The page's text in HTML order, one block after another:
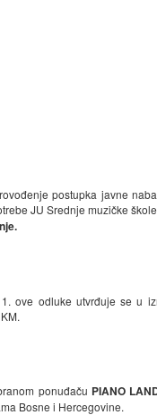
postupka javne
JU Srednje muzičke
ove odluke utvrđuje se u
ponuđaču PIANO
Bosne i Hercegovine.